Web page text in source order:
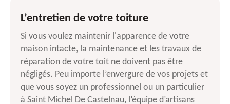
L’entretien de votre toiture
Si vous voulez maintenir l'apparence de votre
maison intacte, la maintenance et les travaux de
réparation de votre toit ne doivent pas être
négligés. Peu importe l’envergure de vos projets et
que vous soyez un professionnel ou un particulier
à Saint Michel De Castelnau, l’équipe d’artisans